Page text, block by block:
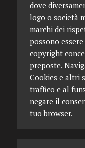
dove
logo o società
marchi dei
possono
copyright
preposte.
Cookies e altri
traffico e al
negare il
tuo browser.